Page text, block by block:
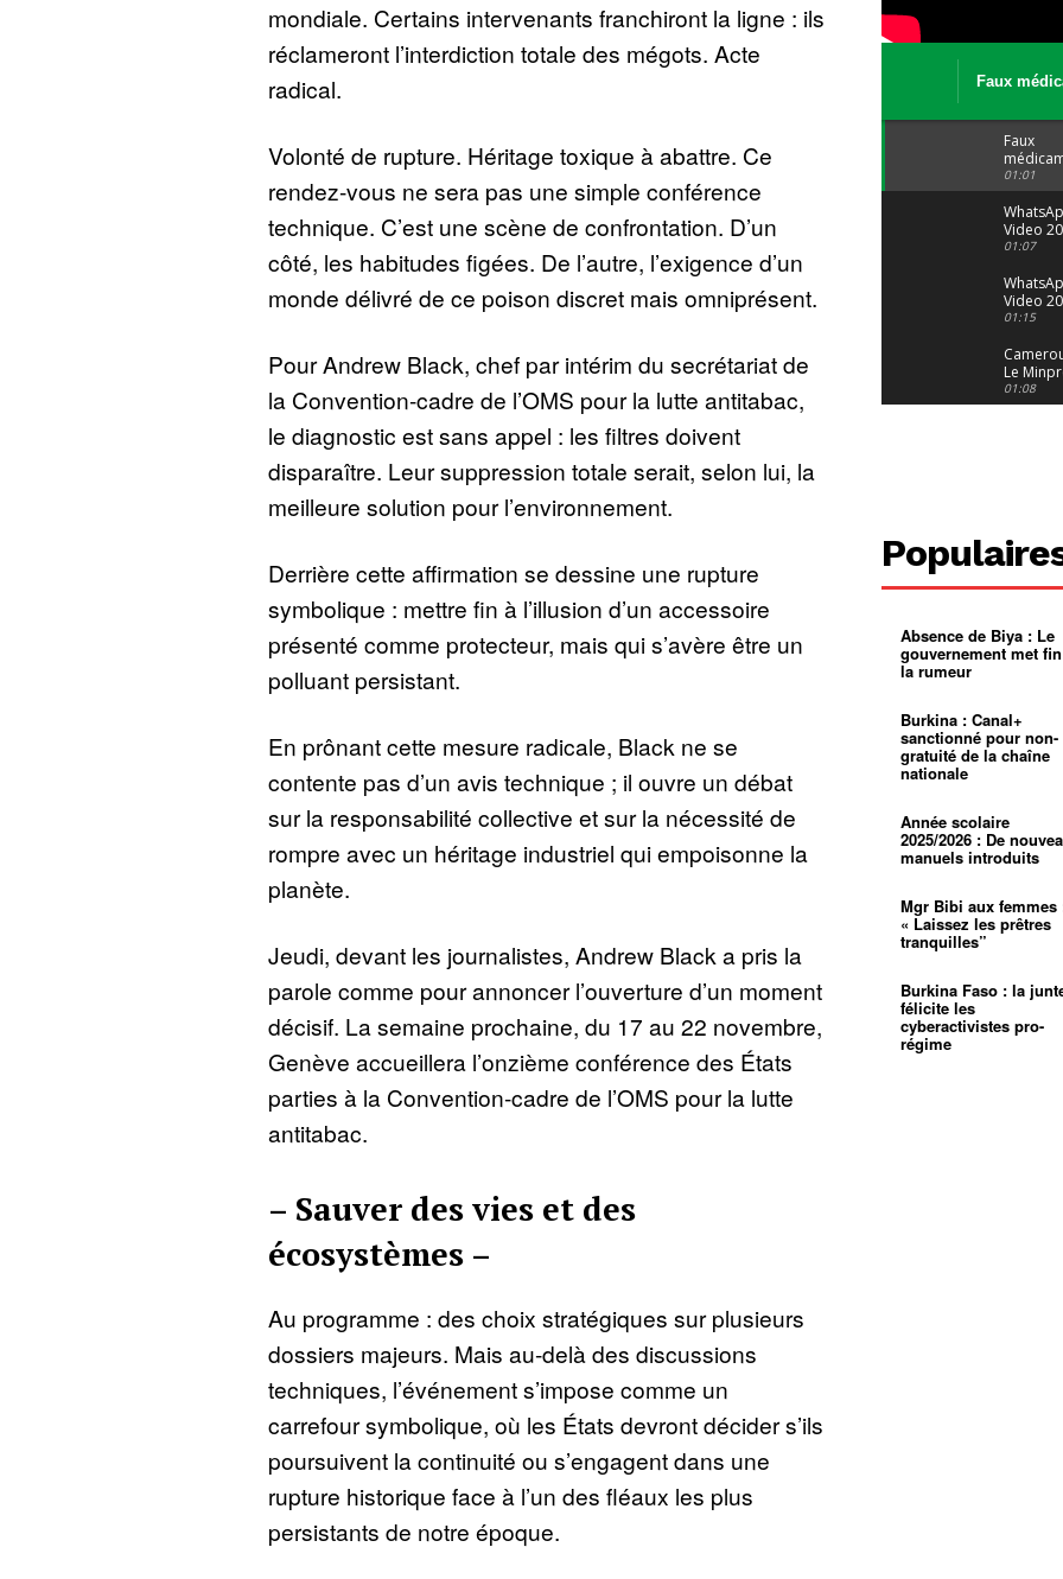
mondiale. Certains intervenants franchiront la ligne : ils
réclameront l’interdiction totale des mégots. Acte
radical.
Volonté de rupture. Héritage toxique à abattre. Ce
rendez-vous ne sera pas une simple conférence
technique. C’est une scène de confrontation. D’un
côté, les habitudes figées. De l’autre, l’exigence d’un
monde délivré de ce poison discret mais omniprésent.
Pour Andrew Black, chef par intérim du secrétariat de
la Convention-cadre de l’OMS pour la lutte antitabac,
le diagnostic est sans appel : les filtres doivent
disparaître. Leur suppression totale serait, selon lui, la
meilleure solution pour l’environnement.
Derrière cette affirmation se dessine une rupture
symbolique : mettre fin à l’illusion d’un accessoire
présenté comme protecteur, mais qui s’avère être un
polluant persistant.
En prônant cette mesure radicale, Black ne se
contente pas d’un avis technique ; il ouvre un débat
sur la responsabilité collective et sur la nécessité de
rompre avec un héritage industriel qui empoisonne la
planète.
Jeudi, devant les journalistes, Andrew Black a pris la
parole comme pour annoncer l’ouverture d’un moment
décisif. La semaine prochaine, du 17 au 22 novembre,
Genève accueillera l’onzième conférence des États
parties à la Convention-cadre de l’OMS pour la lutte
antitabac.
– Sauver des vies et des
écosystèmes –
Au programme : des choix stratégiques sur plusieurs
dossiers majeurs. Mais au-delà des discussions
techniques, l’événement s’impose comme un
carrefour symbolique, où les États devront décider s’ils
poursuivent la continuité ou s’engagent dans une
rupture historique face à l’un des fléaux les plus
persistants de notre époque.
Faux
Le trafic
Faux
: Le trafic
porte
malgré
01:01
Video
04 at 15
01:07
Video
29 at 12
01:15
Le
alerte
dérives
01:08
grandes
pluies
Échec au
Le père
pasteur
L’État
d’or
Croyance
religieuse
Entre
bricolage
mentale
01:12
mettra-t-
au
Absence de Biya : Le
gouvernement met
la rumeur
Burkina : Canal+
sanctionné pour non-
gratuité de la chaîne
nationale
Année scolaire
2025/2026 : De
manuels introduits
Mgr Bibi aux femmes
« Laissez les prêtres
tranquilles”
Burkina Faso : la
félicite les
cyberactivistes pro-
régime